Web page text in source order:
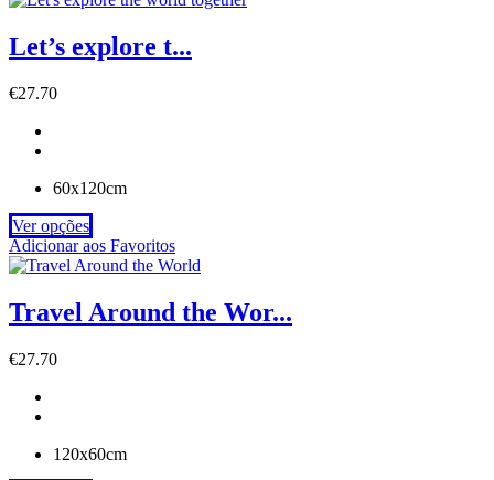
Let’s explore t...
€27.70
60x120cm
Ver opções
Adicionar aos Favoritos
Travel Around the Wor...
€27.70
120x60cm